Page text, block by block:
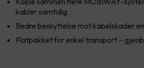
kabler samtidig
Bedre beskyttelse mot kabelskader
Flatpakket for enkel transport –